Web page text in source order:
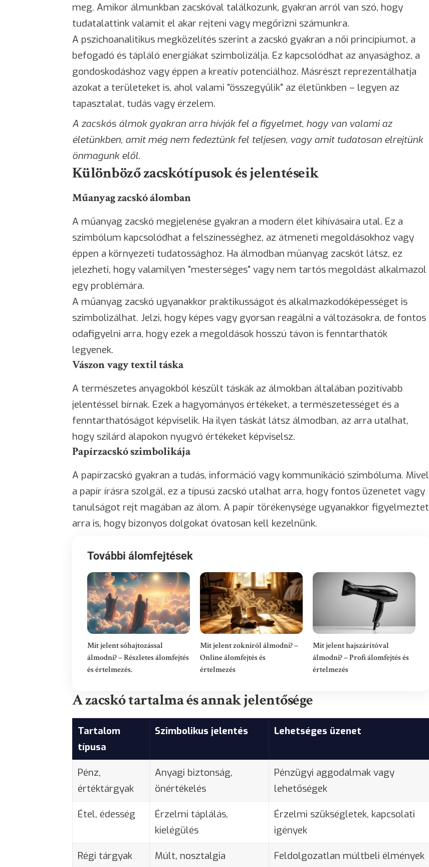
meg. Amikor álmunkban zacskóval találkozunk, gyakran arról van szó, hogy
tudatalattink valamit el akar rejteni vagy megőrizni számunkra.
A pszichoanalitikus megközelítés szerint a zacskó gyakran a női princípiumot, a
befogadó és tápláló energiákat szimbolizálja. Ez kapcsolódhat az anyasághoz, a
gondoskodáshoz vagy éppen a kreatív potenciálhoz. Másrészt reprezentálhatja
azokat a területeket is, ahol valami "összegyűlik" az életünkben – legyen az
tapasztalat, tudás vagy érzelem.
A zacskós álmok gyakran arra hívják fel a figyelmet, hogy van valami az
életünkben, amit még nem fedeztünk fel teljesen, vagy amit tudatosan elrejtünk
önmagunk elől.
Különböző zacskótípusok és jelentéseik
Műanyag zacskó álomban
A műanyag zacskó megjelenése gyakran a modern élet kihívásaira utal. Ez a
szimbólum kapcsolódhat a felszínességhez, az átmeneti megoldásokhoz vagy
éppen a környezeti tudatossághoz. Ha álmodban műanyag zacskót látsz, ez
jelezheti, hogy valamilyen "mesterséges" vagy nem tartós megoldást alkalmazol
egy problémára.
A műanyag zacskó ugyanakkor praktikusságot és alkalmazkodóképességet is
szimbolizálhat. Jelzi, hogy képes vagy gyorsan reagálni a változásokra, de fontos
odafigyelni arra, hogy ezek a megoldások hosszú távon is fenntarthatók
legyenek.
Vászon vagy textil táska
A természetes anyagokból készült táskák az álmokban általában pozitívabb
jelentéssel bírnak. Ezek a hagyományos értékeket, a természetességet és a
fenntarthatóságot képviselik. Ha ilyen táskát látsz álmodban, az arra utalhat,
hogy szilárd alapokon nyugvó értékeket képviselsz.
Papírzacskó szimbolikája
A papírzacskó gyakran a tudás, információ vagy kommunikáció szimbóluma. Mivel
a papír írásra szolgál, ez a típusú zacskó utalhat arra, hogy fontos üzenetet vagy
tanulságot rejt magában az álom. A papír törékenysége ugyanakkor figyelmeztet
arra is, hogy bizonyos dolgokat óvatosan kell kezelnünk.
További álomfejtések
Mit jelent sóhajtozással
álmodni? – Részletes álomfejtés
és értelmezés.
Mit jelent zokniról álmodni? –
Online álomfejtés és
értelmezés
Mit jelent hajszárítóval
álmodni? – Profi álomfejtés és
értelmezés
A zacskó tartalma és annak jelentősége
Tartalom
típusa
Szimbolikus jelentés Lehetséges üzenet
Pénz,
értéktárgyak
Anyagi biztonság,
önértékelés
Pénzügyi aggodalmak vagy
lehetőségek
Étel, édesség
Érzelmi táplálás,
kielégülés
Érzelmi szükségletek, kapcsolati
igények
Régi tárgyak Múlt, nosztalgia Feldolgozatlan múltbeli élmények